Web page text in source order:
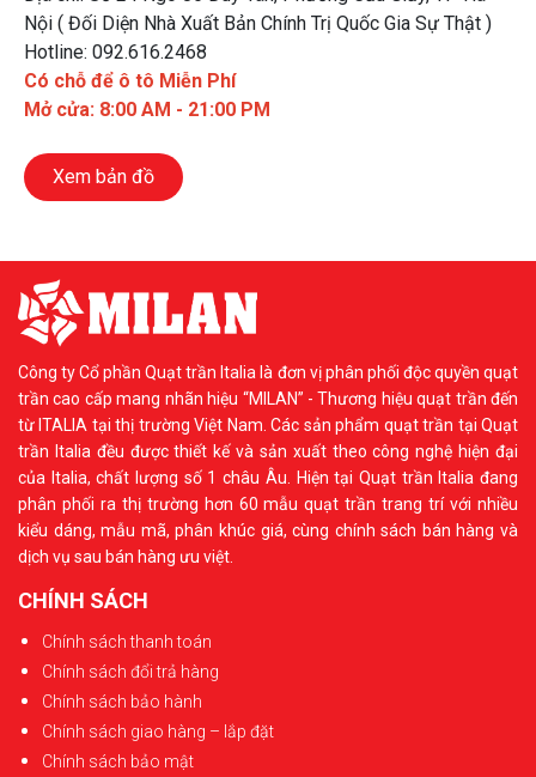
Nội ( Đối Diện Nhà Xuất Bản Chính Trị Quốc Gia Sự Thật )
Hotline: 092.616.2468
Có chỗ để ô tô Miễn Phí
Mở cửa: 8:00 AM - 21:00 PM
Xem bản đồ
Công ty Cổ phần Quạt trần Italia là đơn vị phân phối độc quyền quạt
trần cao cấp mang nhãn hiệu “MILAN” - Thương hiệu quạt trần đến
từ ITALIA tại thị trường Việt Nam. Các sản phẩm quạt trần tại Quạt
trần Italia đều được thiết kế và sản xuất theo công nghệ hiện đại
của Italia, chất lượng số 1 châu Âu. Hiện tại Quạt trần Italia đang
phân phối ra thị trường hơn 60 mẫu quạt trần trang trí với nhiều
kiểu dáng, mẫu mã, phân khúc giá, cùng chính sách bán hàng và
dịch vụ sau bán hàng ưu việt.
CHÍNH SÁCH
Chính sách thanh toán
Chính sách đổi trả hàng
Chính sách bảo hành
Chính sách giao hàng – lắp đặt
Chính sách bảo mật